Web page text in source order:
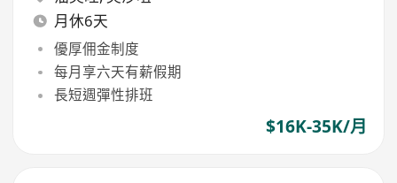
月休6天
優厚佣金制度
每月享六天有薪假期
長短週彈性排班
$16K-35K/月